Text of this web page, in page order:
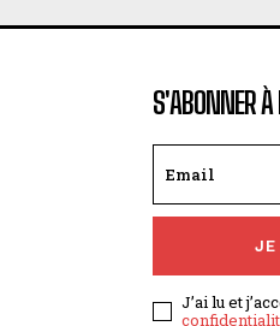
S'ABONNER
JE
J’ai lu et